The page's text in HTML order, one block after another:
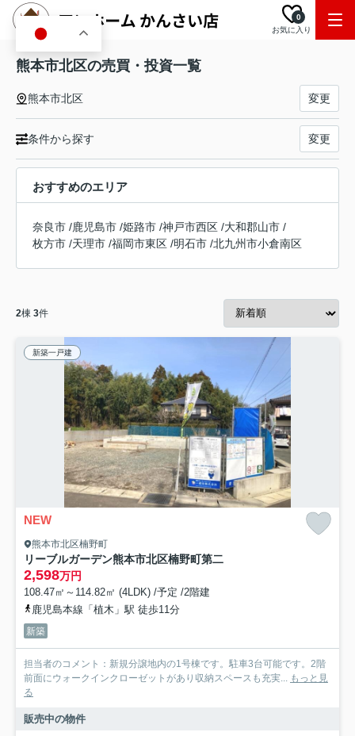
お気に入り
0
熊本市北区の売買・投資一覧
熊本市北区 変更
条件から探す 変更
おすすめのエリア
奈良市 /鹿児島市 /姫路市 /神戸市西区 /大和郡山市 /
枚方市 /天理市 /福岡市東区 /明石市 /北九州市小倉南区
2棟 3件
新築一戸建
NEW
熊本市北区楠野町
リーブルガーデン熊本市北区楠野町第二
2,598万円
108.47㎡～114.82㎡ (4LDK) /予定 /2階建
鹿児島本線「植木」駅 徒歩11分
新築
担当者のコメント：新規分譲地内の1号棟です。駐車3台可能です。2階
前面にウォークインクローゼットがあり収納スペースも充実... もっと見
る
販売中の物件